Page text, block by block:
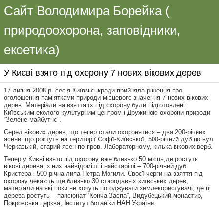
Сайт Володимира Борейка (
природоохорона, заповідники,
екоетика)
У Києві взято під охорону 7 нових вікових дерев
17 липня 2008 р. сесія Київміськради прийняла рішення про
оголошення пам’ятками природи місцевого значення 7 нових вікових
дерев. Матеріали на взяття їх під охорону були підготовлені
Київським еколого-культурним центром і Дружиною охорони природи
“Зелене майбутнє”.
Серед вікових дерев, що тепер стали охоронятися – два 200-річних
ясени, що ростуть на території Софії-Київської, 500-річний дуб по вул.
Черкаській, старий ясен по пров. Лабораторному, кілька вікових верб.
Тепер у Києві взято під охорону вже близько 50 місць,де ростуть
вікові дерева, з них найвідоміші і найстаріші – 700-річний дуб
Кристера і 500-річна липа Петра Могили. Своєї черги на взяття під
охорону чекають ще близько 30 стародавніх київських дерев,
матеріали на які поки не хочуть погоджувати землекористувачі, де ці
дерева ростуть – пансіонат “Конча-Заспа”, Видубецький монастир,
Покровська церква, Інститут ботаніки НАН України.